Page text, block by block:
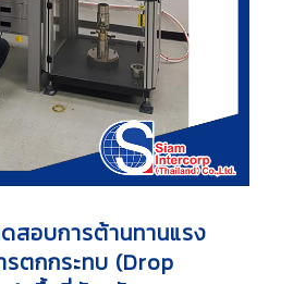
สอบการต้านทานแรง
รตกกระทบ (Drop